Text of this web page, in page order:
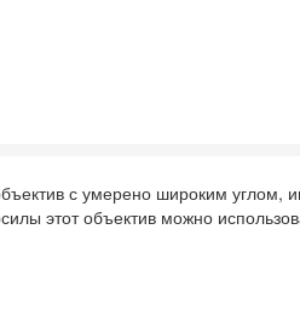
с умерено широким углом,
этот объектив можно